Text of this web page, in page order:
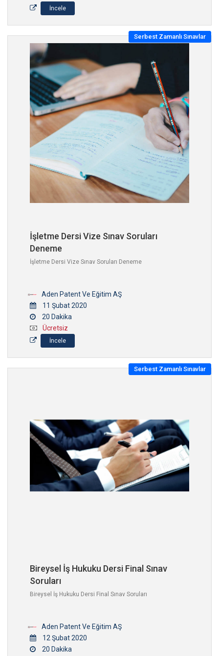
İncele
İşletme Dersi Vize Sınav Soruları
Deneme
İşletme Dersi Vize Sınav Soruları Deneme
Aden Patent Ve Eğitim AŞ
11 Şubat 2020
20 Dakika
Ücretsiz
İncele
Serbest Zamanlı Sınavlar
Bireysel İş Hukuku Dersi Final Sınav
Soruları
Bireysel İş Hukuku Dersi Final Sınav Soruları
Aden Patent Ve Eğitim AŞ
12 Şubat 2020
20 Dakika
Serbest Zamanlı Sınavlar